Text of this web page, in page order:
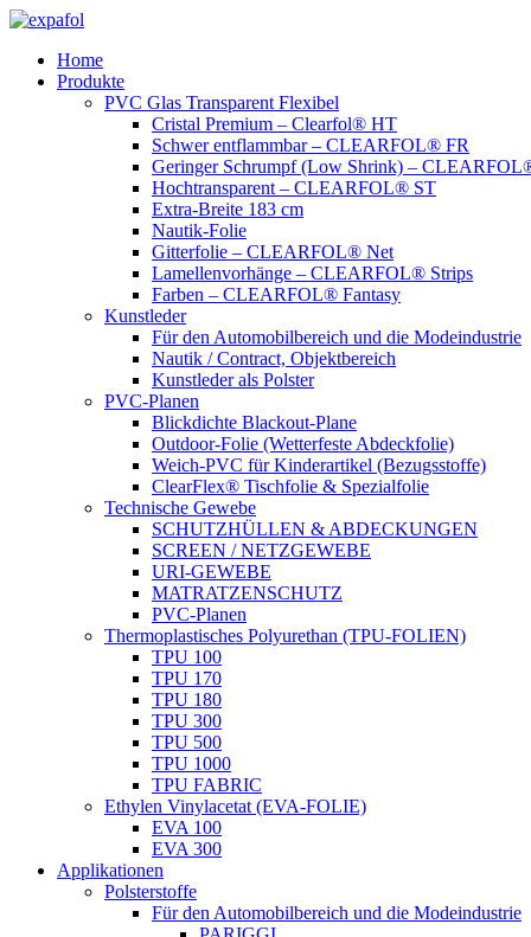
Zum
springenHome
Produkte
PVC Glas Transparent Flexibel
Cristal Premium – Clearfol® HT
Schwer entflammbar – CLEARFOL® FR
Geringer Schrumpf (Low Shrink) –
Hochtransparent – CLEARFOL® ST
Extra-Breite 183 cm
Nautik-Folie
Gitterfolie – CLEARFOL® Net
Lamellenvorhänge – CLEARFOL® Strips
Farben – CLEARFOL® Fantasy
Kunstleder
Für den Automobilbereich und die Modeindustrie
Nautik / Contract, Objektbereich
Kunstleder als Polster
PVC-Planen
Blickdichte Blackout-Plane
Outdoor-Folie (Wetterfeste Abdeckfolie)
Weich-PVC für Kinderartikel (Bezugsstoffe)
ClearFlex® Tischfolie & Spezialfolie
Technische Gewebe
SCHUTZHÜLLEN & ABDECKUNGEN
SCREEN / NETZGEWEBE
URI-GEWEBE
MATRATZENSCHUTZ
PVC-Planen
Thermoplastisches Polyurethan (TPU-FOLIEN)
TPU 100
TPU 170
TPU 180
TPU 300
TPU 500
TPU 1000
TPU FABRIC
Ethylen Vinylacetat (EVA-FOLIE)
EVA 100
EVA 300
Applikationen
Polsterstoffe
Für den Automobilbereich und die Modeindustrie